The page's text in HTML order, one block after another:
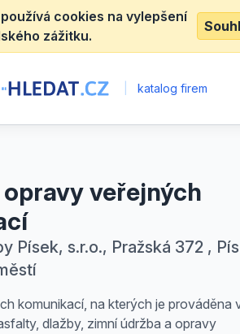
cookies na vylepšení
zážitku.
katalog firem
veřejných
Písek, s.r.o., Pražská 372 ,
komunikací, na kterých je prováděna
dlažby, zimní údržba a opravy